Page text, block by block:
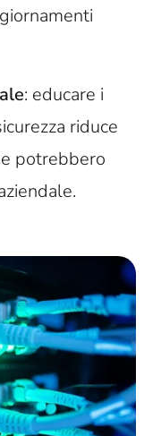
: educare i
riduce
potrebbero